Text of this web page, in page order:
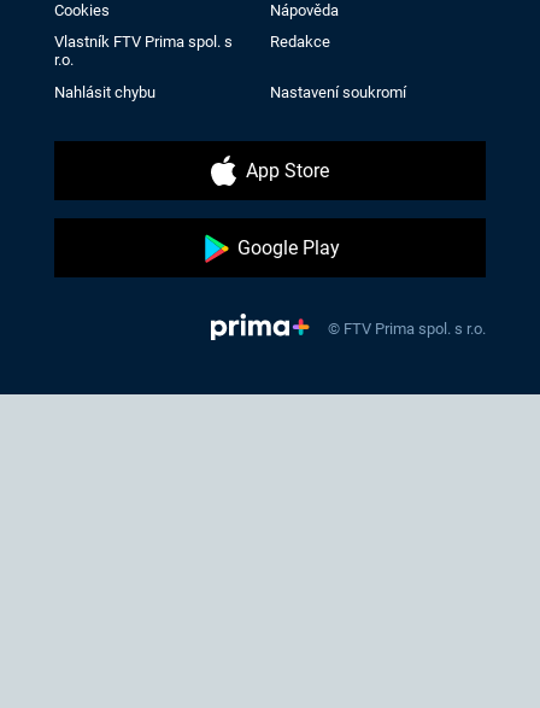
Cookies
Nápověda
Vlastník FTV Prima spol. s
r.o.
Redakce
Nahlásit chybu Nastavení soukromí
App Store
Google Play
© FTV Prima spol. s r.o.